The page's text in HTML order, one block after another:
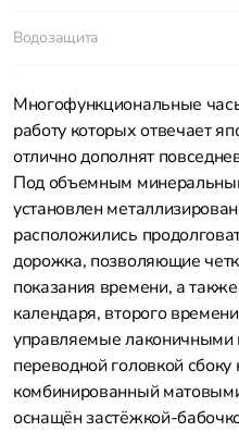
Многофункциональные
работу которых отвечает
отлично дополнят
Под объемным
установлен
расположились
дорожка, позволяющие
показания времени, а
календаря, второго
управляемые лаконичными
переводной головкой
комбинированный
оснащён застёжкой-
Водозащита